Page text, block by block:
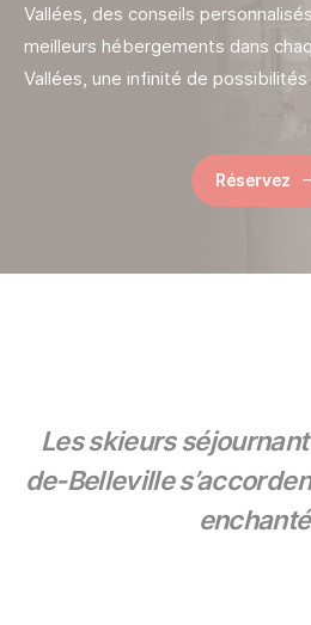
Vallées, des conseils
meilleurs hébergements dans
Vallées, une infinité de possibilités
Réservez
Les skieurs
de-Belleville